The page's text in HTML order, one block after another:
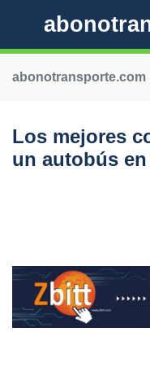
abonotransporte.com
Los mejores
un autobús